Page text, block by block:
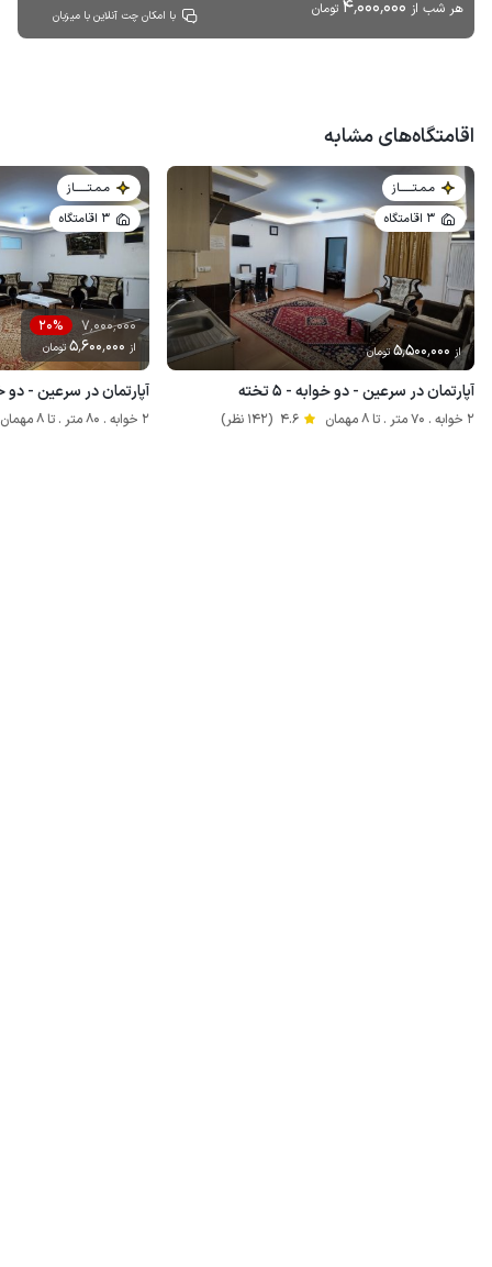
هر شب از 4٬000٬000 تومان با امکان چت آنلاین با میزبان
اقامتگاه‌های مشابه
مـمـتــــــاز
3 اقامتگاه
از 5٬500٬000تومان
آپارتمان در سرعین - دو خوابه - ۵ تخته
2 خوابه . 70 متر . تا 8 مهمان 4.6 (142 نظر)
مـمـتــــــاز
3 اقامتگاه
7٬000٬000 20%
از 5٬600٬000 تومان
آپارتمان در سرعین - دو
2 خوابه . 80 متر . تا 8 مهمان